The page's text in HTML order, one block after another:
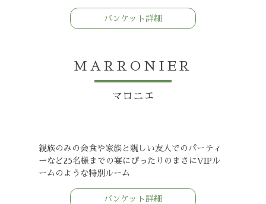
バンケット詳細
MARRONIER
マロニエ
親族のみの会食や家族と親しい友人でのパーティ
ーなど25名様までの宴にぴったりのまさにVIPル
ームのような特別ルーム
バンケット詳細